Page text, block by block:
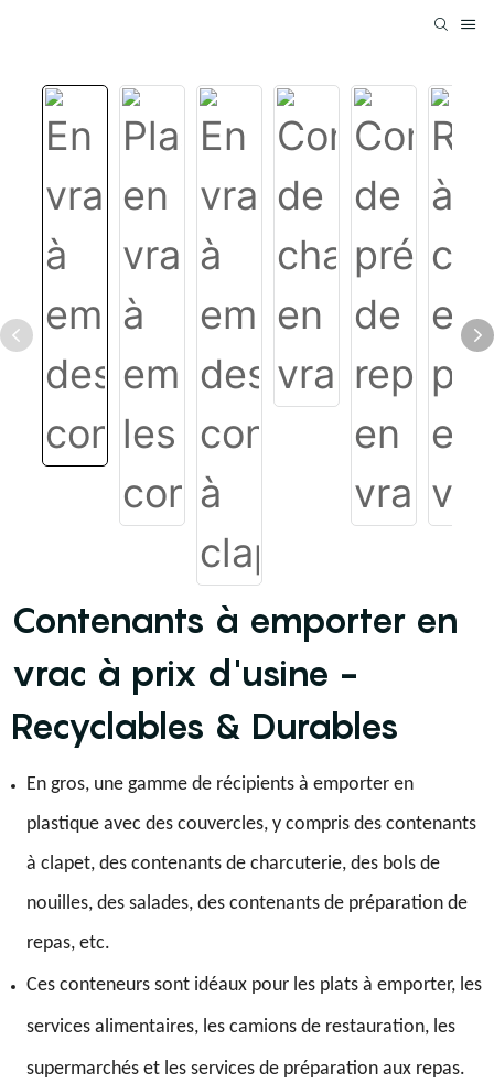
Contenants à emporter en
vrac à prix d'usine -
Recyclables & Durables
En gros, une gamme de récipients à emporter en
plastique avec des couvercles, y compris des contenants
à clapet, des contenants de charcuterie, des bols de
nouilles, des salades, des contenants de préparation de
repas, etc.
Ces conteneurs sont idéaux pour les plats à emporter, les
services alimentaires, les camions de restauration, les
supermarchés et les services de préparation aux repas.